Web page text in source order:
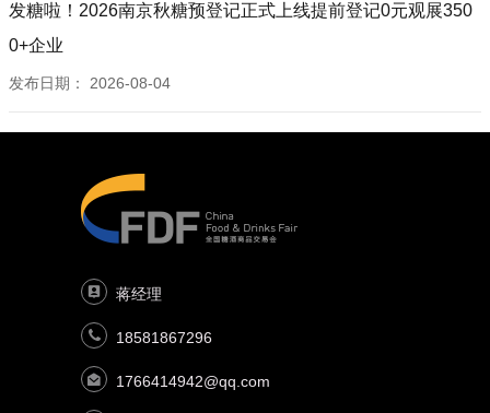
发糖啦！2026南京秋糖预登记正式上线提前登记0元观展350
0+企业
发布日期： 2026-08-04
蒋经理
18581867296
1766414942@qq.com